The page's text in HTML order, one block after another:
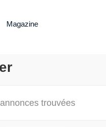
Magazine
trouvées